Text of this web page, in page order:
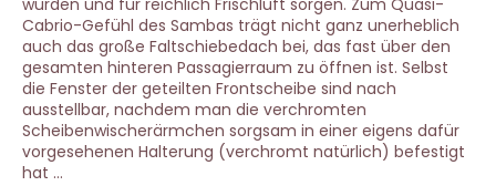
wurden und für reichlich Frischluft sorgen. Zum Quasi-
Cabrio-Gefühl des Sambas trägt nicht ganz unerheblich
auch das große Faltschiebedach bei, das fast über den
gesamten hinteren Passagierraum zu öffnen ist. Selbst
die Fenster der geteilten Frontscheibe sind nach
ausstellbar, nachdem man die verchromten
Scheibenwischerärmchen sorgsam in einer eigens dafür
vorgesehenen Halterung (verchromt natürlich) befestigt
hat …